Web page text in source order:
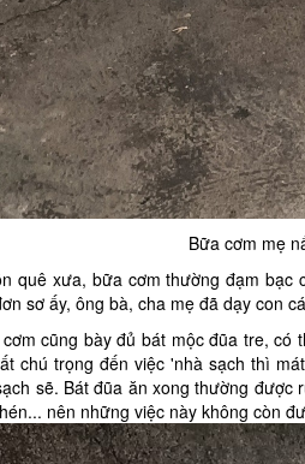
Bữa cơm mẹ
quê xưa, bữa cơm thường đạm bạc
sơ ấy, ông bà, cha mẹ đã dạy con
cũng bày đủ bát mộc đũa tre,
chú trọng đến việc 'nhà sạch thì
sẽ. Bát đũa ăn xong thường được
nên những việc này không còn